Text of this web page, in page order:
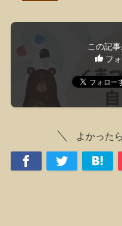
この記
フ
よかった